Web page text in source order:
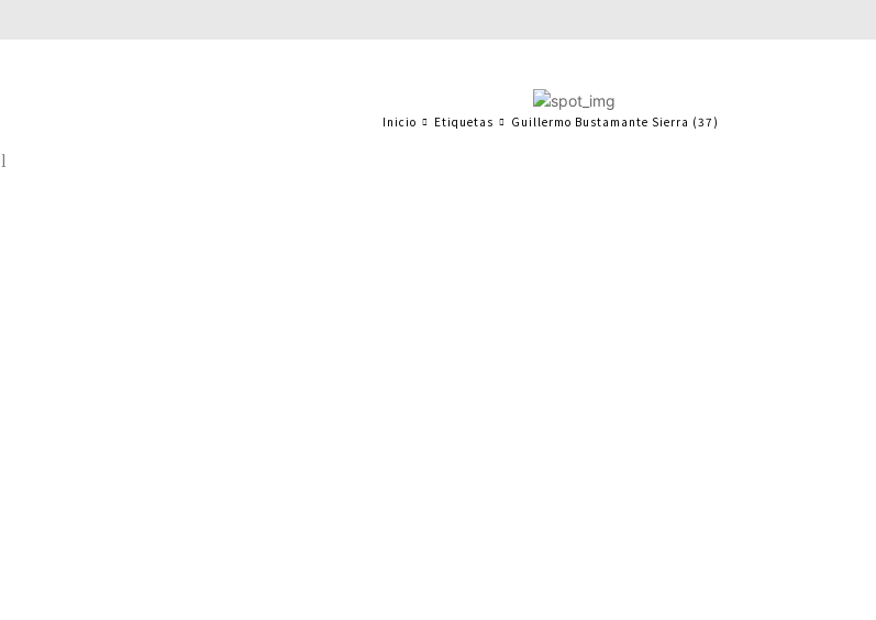
Inicio Etiquetas Guillermo Bustamante Sierra (37)